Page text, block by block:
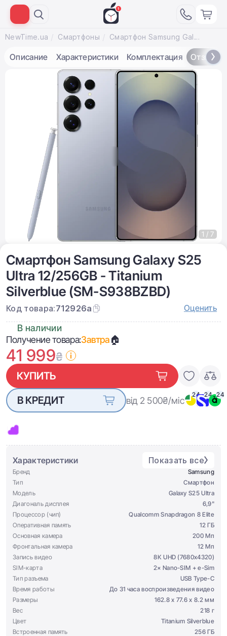
NewTime.ua Смартфоны Смартфон Samsung Galaxy S25 Ultra 12/256GB - Titanium Silverblue (SM-S938BZBD)
Описание Характеристики Комплектация Отзывы
Смартфон Samsung Galaxy S25
Ultra 12/256GB - Titanium
Silverblue (SM-S938BZBD)
Код товара:712926a Оценить
В наличии
Получение товара:Завтра🏠
41 999₴
КУПИТЬ
В КРЕДИТ
від 2 500₴/міс
24 24 24
Характеристики Показать все
Бренд
Samsung
Тип
Смартфон
Модель
Galaxy S25 Ultra
Диагональ дисплея
6,9"
Процессор (чип)
Qualcomm Snapdragon 8 Elite
Оперативная память
12 ГБ
Основная камера
200 Мп
Фронтальная камера
12 Мп
Запись видео
8К UHD (7680x4320)
SIM-карта
2× Nano-SIM + e-Sim
Тип разъема
USB Type-C
Время работы
До 31 часа воспроизведения видео
Размеры
162.8 х 77.6 х 8.2 мм
Вес
218 г
Цвет
Titanium Silverblue
Встроенная память
256 ГБ
1 / 7